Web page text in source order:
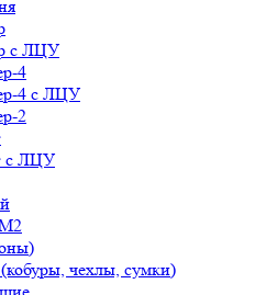
с ЛЦУ
4
4 с ЛЦУ
2
с ЛЦУ
чехлы, сумки)